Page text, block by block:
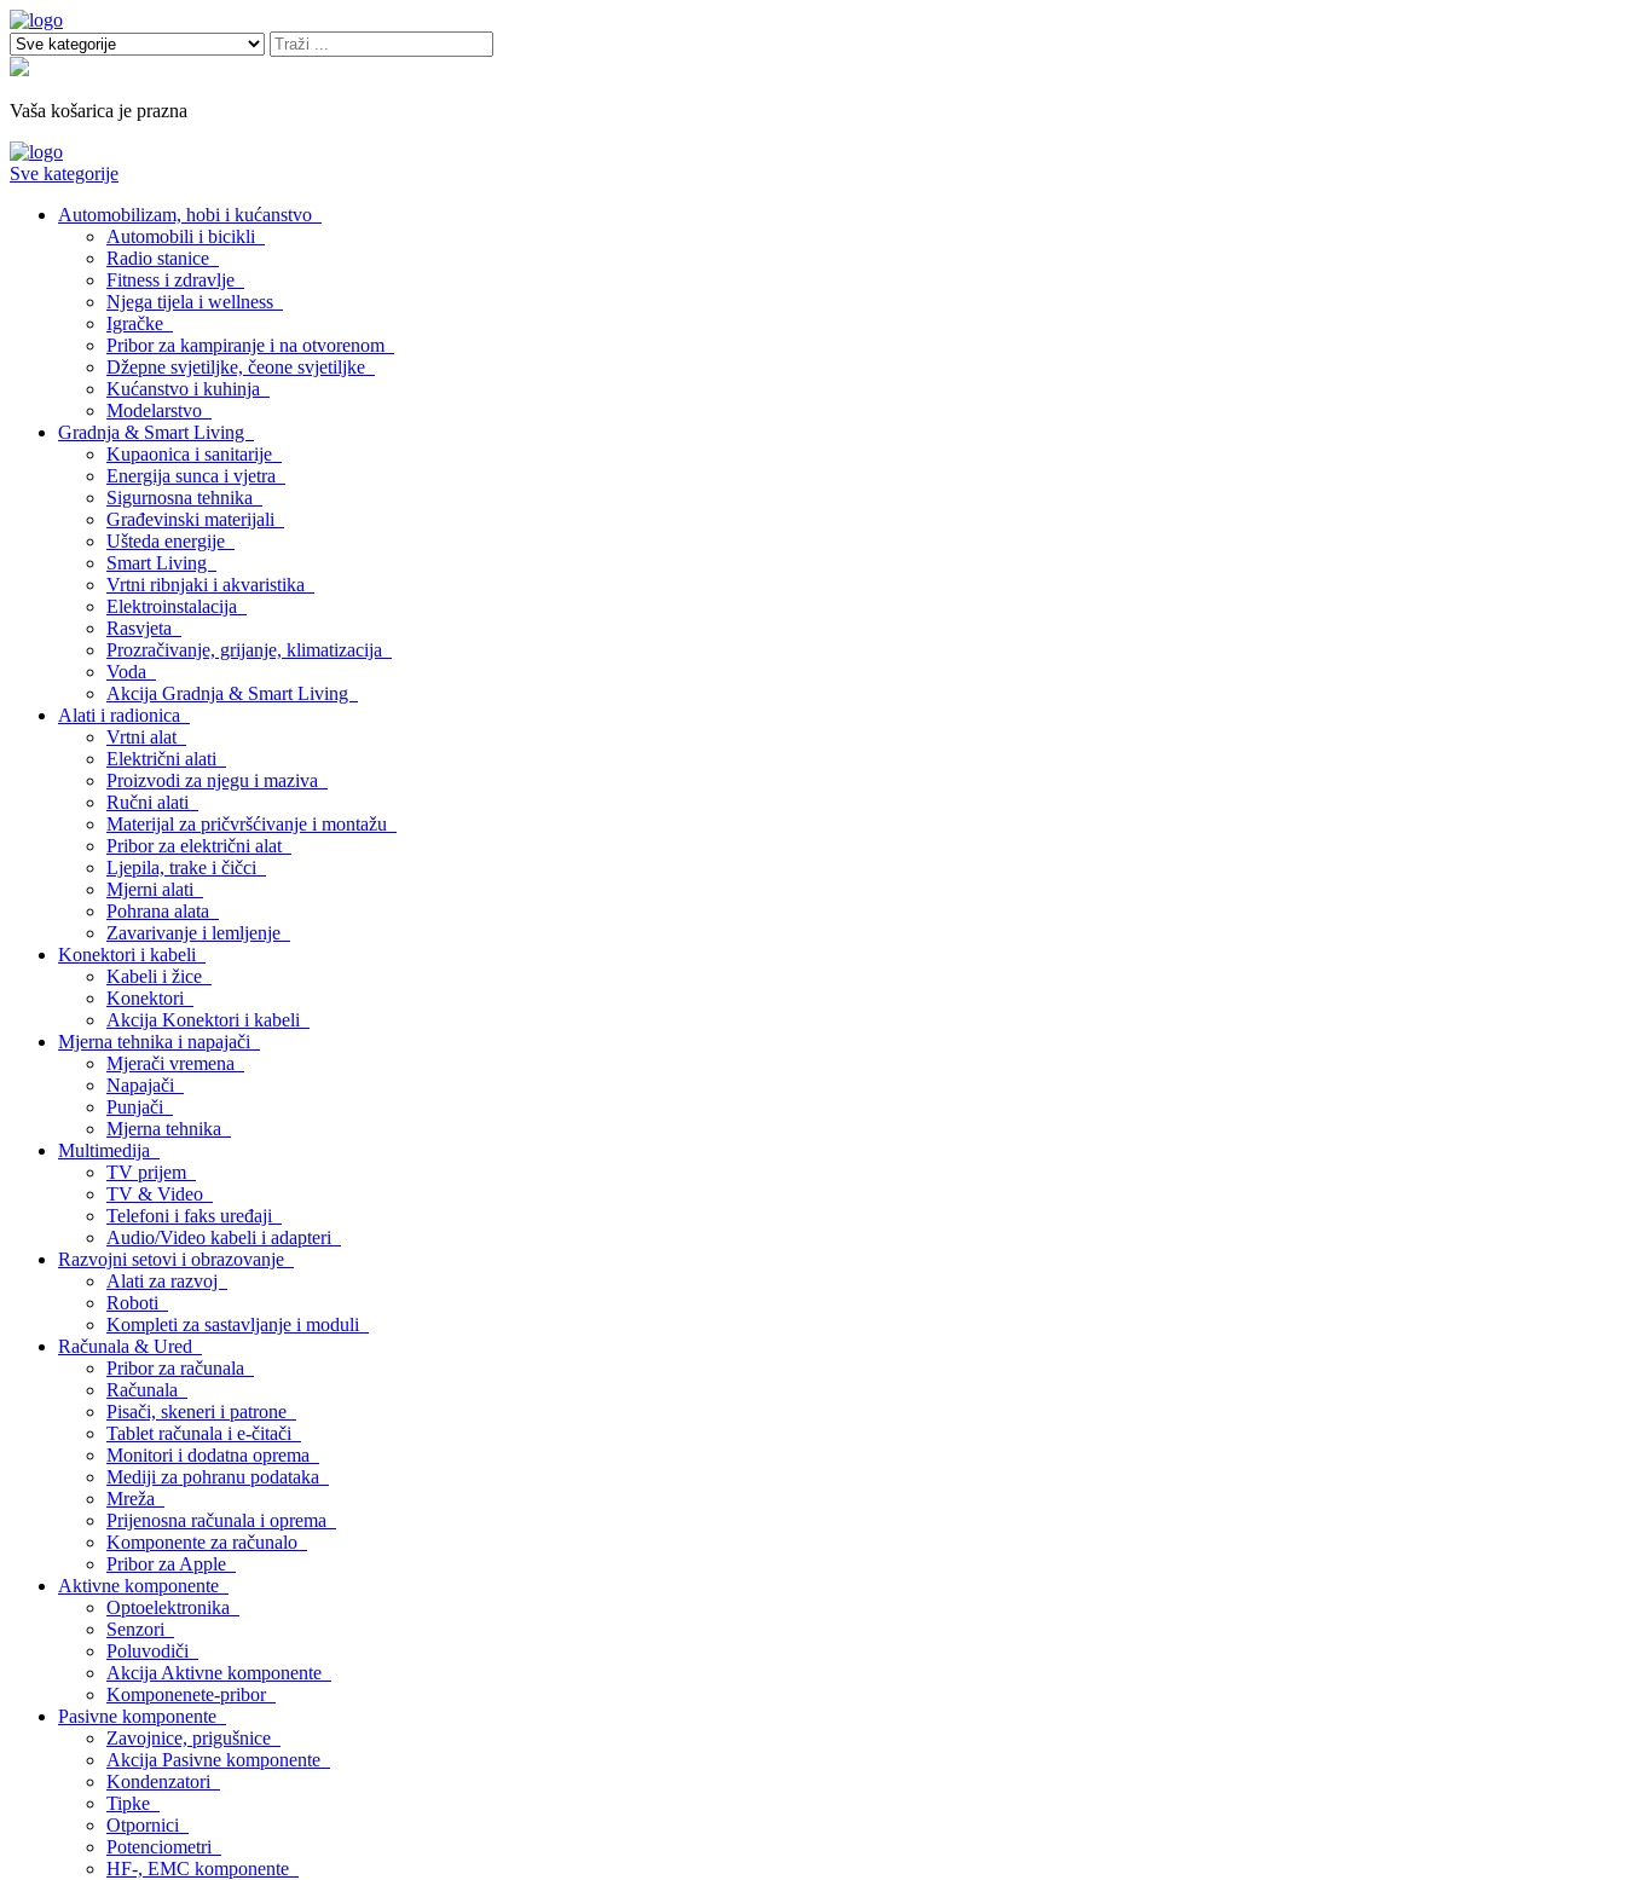
Vaša košarica je prazna
Sve kategorije
Automobilizam, hobi i kućanstvo
Automobili i bicikli
Radio stanice
Fitness i zdravlje
Njega tijela i wellness
Igračke
Pribor za kampiranje i na otvorenom
Džepne svjetiljke, čeone svjetiljke
Kućanstvo i kuhinja
Modelarstvo
Gradnja & Smart Living
Kupaonica i sanitarije
Energija sunca i vjetra
Sigurnosna tehnika
Građevinski materijali
Ušteda energije
Smart Living
Vrtni ribnjaki i akvaristika
Elektroinstalacija
Rasvjeta
Prozračivanje, grijanje, klimatizacija
Voda
Akcija Gradnja & Smart Living
Alati i radionica
Vrtni alat
Električni alati
Proizvodi za njegu i maziva
Ručni alati
Materijal za pričvršćivanje i montažu
Pribor za električni alat
Ljepila, trake i čičci
Mjerni alati
Pohrana alata
Zavarivanje i lemljenje
Konektori i kabeli
Kabeli i žice
Konektori
Akcija Konektori i kabeli
Mjerna tehnika i napajači
Mjerači vremena
Napajači
Punjači
Mjerna tehnika
Multimedija
TV prijem
TV & Video
Telefoni i faks uređaji
Audio/Video kabeli i adapteri
Razvojni setovi i obrazovanje
Alati za razvoj
Roboti
Kompleti za sastavljanje i moduli
Računala & Ured
Pribor za računala
Računala
Pisači, skeneri i patrone
Tablet računala i e-čitači
Monitori i dodatna oprema
Mediji za pohranu podataka
Mreža
Prijenosna računala i oprema
Komponente za računalo
Pribor za Apple
Aktivne komponente
Optoelektronika
Senzori
Poluvodiči
Akcija Aktivne komponente
Komponenete-pribor
Pasivne komponente
Zavojnice, prigušnice
Akcija Pasivne komponente
Kondenzatori
Tipke
Otpornici
Potenciometri
HF-, EMC komponente